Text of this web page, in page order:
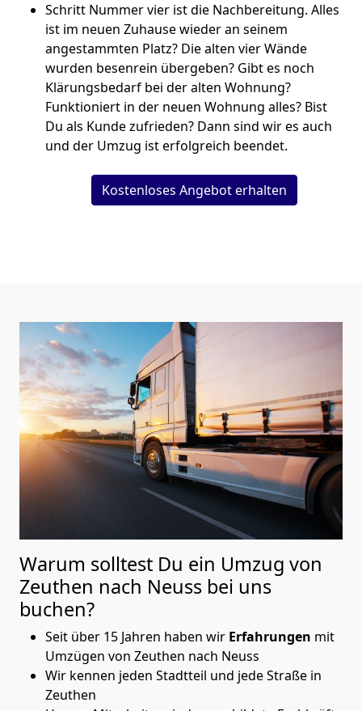
Schritt Nummer vier ist die Nachbereitung. Alles
ist im neuen Zuhause wieder an seinem
angestammten Platz? Die alten vier Wände
wurden besenrein übergeben? Gibt es noch
Klärungsbedarf bei der alten Wohnung?
Funktioniert in der neuen Wohnung alles? Bist
Du als Kunde zufrieden? Dann sind wir es auch
und der Umzug ist erfolgreich beendet.
Kostenloses Angebot erhalten
Warum solltest Du ein Umzug von
Zeuthen nach Neuss bei uns
buchen?
Seit über 15 Jahren haben wir Erfahrungen mit
Umzügen von Zeuthen nach Neuss
Wir kennen jeden Stadtteil und jede Straße in
Zeuthen